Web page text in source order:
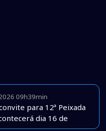
09h39min
para 12ª Peixada
dia 16 de